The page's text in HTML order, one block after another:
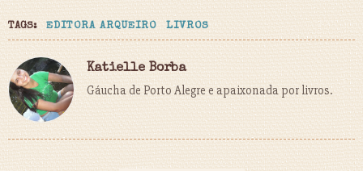
TAGS: EDITORA ARQUEIRO LIVROS
Katielle Borba
Gáucha de Porto Alegre e apaixonada por livros.